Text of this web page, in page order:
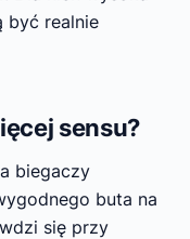
być realnie
sensu?
biegaczy
buta na
się przy